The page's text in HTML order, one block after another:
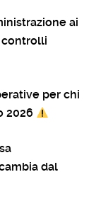
ai
controlli
per chi
2026
dal